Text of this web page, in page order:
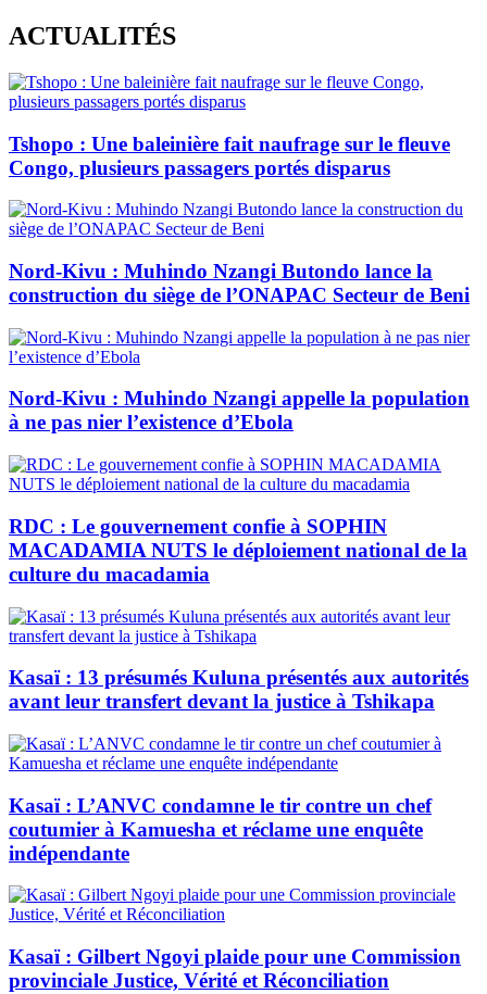
Skip
to
content
ACTUALITÉS
Tshopo : Une baleinière fait naufrage sur le fleuve
Congo, plusieurs passagers portés disparus
Nord-Kivu : Muhindo Nzangi Butondo lance la
construction du siège de l’ONAPAC Secteur de Beni
Nord-Kivu : Muhindo Nzangi appelle la population
à ne pas nier l’existence d’Ebola
RDC : Le gouvernement confie à SOPHIN
MACADAMIA NUTS le déploiement national de la
culture du macadamia
Kasaï : 13 présumés Kuluna présentés aux autorités
avant leur transfert devant la justice à Tshikapa
Kasaï : L’ANVC condamne le tir contre un chef
coutumier à Kamuesha et réclame une enquête
indépendante
Kasaï : Gilbert Ngoyi plaide pour une Commission
provinciale Justice, Vérité et Réconciliation